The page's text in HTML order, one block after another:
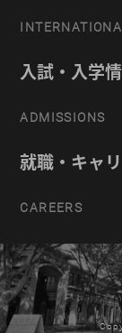
入試・入学
ADMISSIONS
就職・キャ
CAREERS